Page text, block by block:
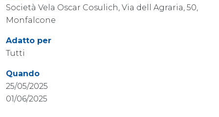
Società Vela Oscar Cosulich, Via dell Agraria, 50,
Monfalcone
Adatto per
Tutti
Quando
25/05/2025
01/06/2025